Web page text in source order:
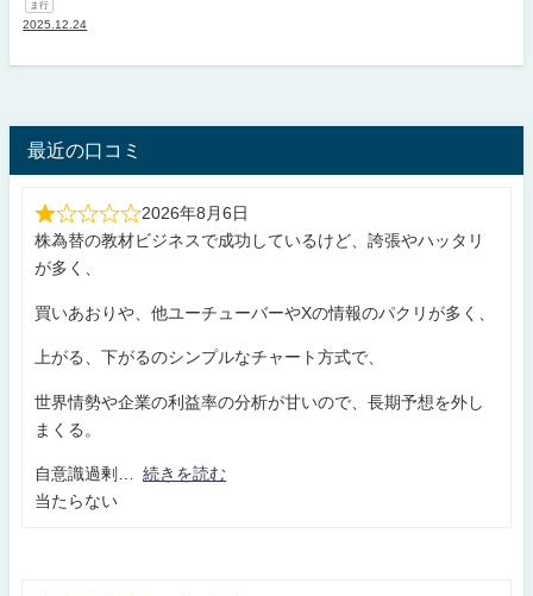
ま行
2025.12.24
最近の口コミ
2026年8月6日
株為替の教材ビジネスで成功しているけど、誇張やハッタリ
が多く、
買いあおりや、他ユーチューバーやXの情報のパクリが多く、
上がる、下がるのシンプルなチャート方式で、
世界情勢や企業の利益率の分析が甘いので、長期予想を外し
まくる。
自意識過剰
続きを読む
当たらない